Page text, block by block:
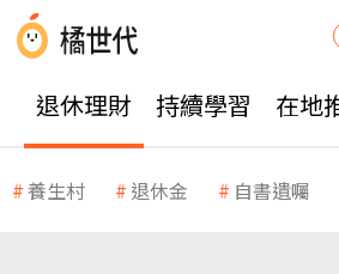
退休理財 持續學習 在地
養生村 退休金 自書遺囑